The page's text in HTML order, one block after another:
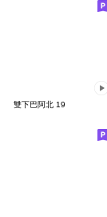
雙下巴阿北 19